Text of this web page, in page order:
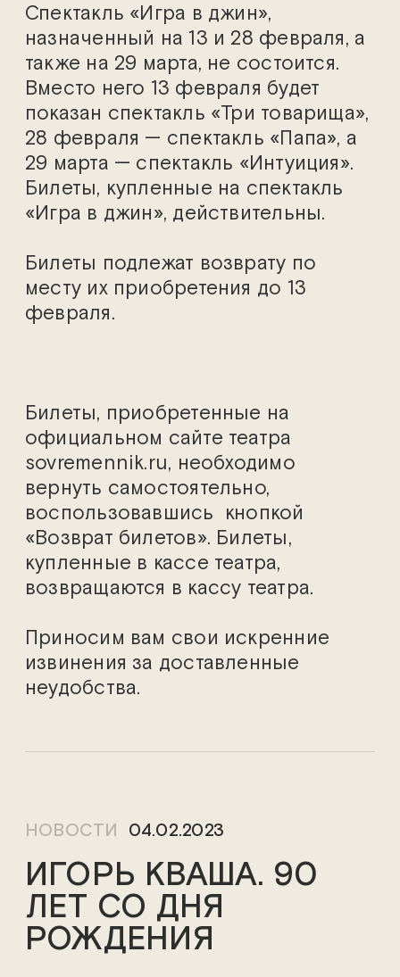
Спектакль «Игра в джин»,
назначенный на 13 и 28 февраля, а
также на 29 марта, не состоится.
Вместо него 13 февраля будет
показан спектакль «Три товарища»,
28 февраля — спектакль «Папа», а
29 марта — спектакль «Интуиция».
Билеты, купленные на спектакль
«Игра в джин», действительны.
Билеты подлежат возврату по
месту их приобретения до 13
февраля.
Билеты, приобретенные на
официальном сайте театра
sovremennik.ru, необходимо
вернуть самостоятельно,
воспользовавшись кнопкой
«Возврат билетов». Билеты,
купленные в кассе театра,
возвращаются в кассу театра.
Приносим вам свои искренние
извинения за доставленные
неудобства.
НОВОСТИ 04.02.2023
ИГОРЬ КВАША. 90
ЛЕТ СО ДНЯ
РОЖДЕНИЯ